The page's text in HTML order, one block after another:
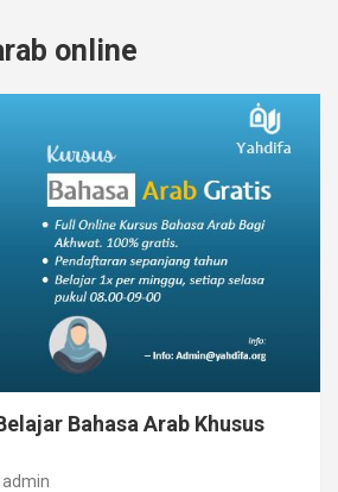
online
Bahasa Arab Khusus
admin